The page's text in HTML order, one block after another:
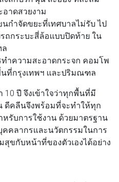
าดสวยงาม
กำจัดขยะที่เทศบาลไม่รับ ไป
ถกระบะสี่ล้อแบบปิดท้าย ใน
ทำความสะอาดกระจก คอมโพ
นที่กรุงเทพฯ และปริมณฑล
ปี จึงเข้าใจว่าทุกพื้นที่มี
คลีนจึงพร้อมที่จะทำให้ทุก
รับการใช้งาน ด้วยมาตรฐาน
คลากรและนวัตกรรมในการ
ขกับหน้าที่ของตัวเองได้อย่าง